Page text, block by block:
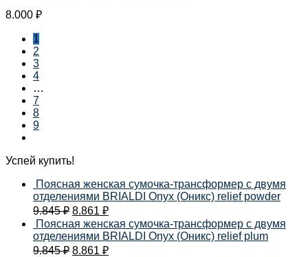
8.000 ₽
1
2
3
4
…
7
8
9
Успей купить!
Поясная женская сумочка-трансформер с двумя
отделениями BRIALDI Onyx (Оникс) relief powder
9.845₽ 8.861 ₽
Поясная женская сумочка-трансформер с двумя
отделениями BRIALDI Onyx (Оникс) relief plum
9.845₽ 8.861 ₽